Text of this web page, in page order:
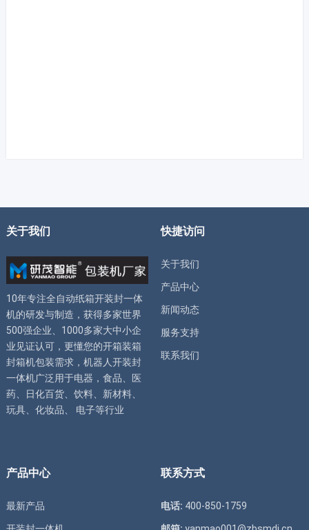
关于我们
10年专注全自动纸箱开装封一体
机的研发与制造，获得多家世界
500强企业、1000多家大中小企
业见证认可，更懂您的开箱装箱
封箱机包装需求， 机器人开装封
一体机广泛用于电器，食品、医
药、日化百货、饮料、新材料、
玩具、化妆品、 电子等行业
快捷访问
关于我们
产品中心
新闻动态
服务支持
联系我们
产品中心
最新产品
联系方式
电话: 400-850-1759